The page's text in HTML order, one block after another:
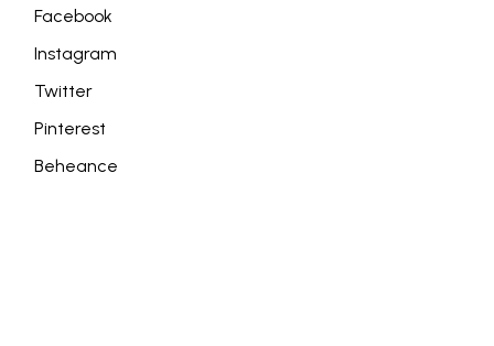
Facebook
Instagram
Twitter
Pinterest
Beheance